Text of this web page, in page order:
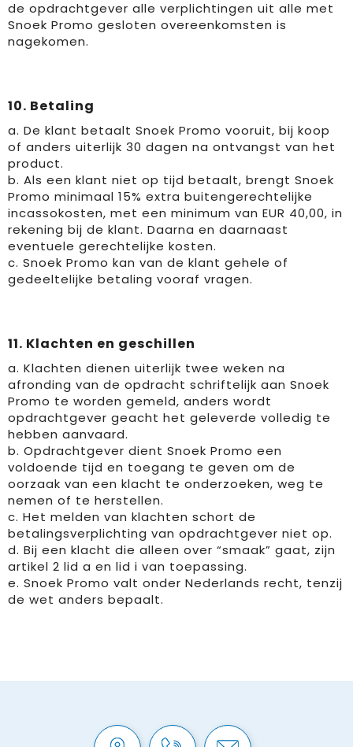
de opdrachtgever alle verplichtingen uit alle met
Snoek Promo gesloten overeenkomsten is
nagekomen.
10. Betaling
a. De klant betaalt Snoek Promo vooruit, bij koop
of anders uiterlijk 30 dagen na ontvangst van het
product.
b. Als een klant niet op tijd betaalt, brengt Snoek
Promo minimaal 15% extra buitengerechtelijke
incassokosten, met een minimum van EUR 40,00, in
rekening bij de klant. Daarna en daarnaast
eventuele gerechtelijke kosten.
c. Snoek Promo kan van de klant gehele of
gedeeltelijke betaling vooraf vragen.
11. Klachten en geschillen
a. Klachten dienen uiterlijk twee weken na
afronding van de opdracht schriftelijk aan Snoek
Promo te worden gemeld, anders wordt
opdrachtgever geacht het geleverde volledig te
hebben aanvaard.
b. Opdrachtgever dient Snoek Promo een
voldoende tijd en toegang te geven om de
oorzaak van een klacht te onderzoeken, weg te
nemen of te herstellen.
c. Het melden van klachten schort de
betalingsverplichting van opdrachtgever niet op.
d. Bij een klacht die alleen over “smaak” gaat, zijn
artikel 2 lid a en lid i van toepassing.
e. Snoek Promo valt onder Nederlands recht, tenzij
de wet anders bepaalt.